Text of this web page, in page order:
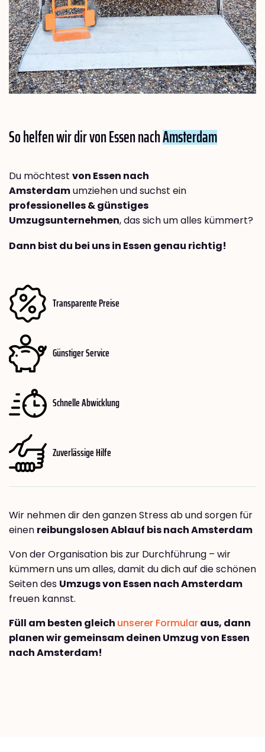
So helfen wir dir von Essen nachAmsterdam
Du möchtest von Essen nach
Amsterdamumziehen und suchst ein
professionelles & günstiges
Umzugsunternehmen, das sich um alles kümmert?
Dann bist du bei uns in Essen genau richtig!
Transparente Preise
Günstiger Service
Schnelle Abwicklung
Zuverlässige Hilfe
Wir nehmen dir den ganzen Stress ab und sorgen für
einen reibungslosen Ablauf bis nach Amsterdam
Von der Organisation bis zur Durchführung – wir
kümmern uns um alles, damit du dich auf die schönen
Seiten des Umzugs von Essen nach Amsterdam
freuen kannst.
Füll am besten gleich unserer Formularaus, dann
planen wir gemeinsam deinen Umzug von Essen
nach Amsterdam!